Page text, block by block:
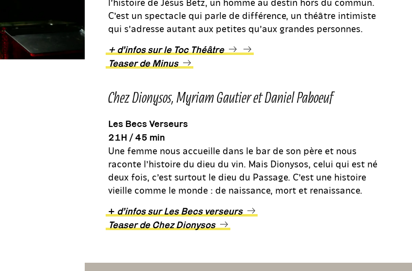
C’est un spectacle qui parle de différence, un théâtre intimiste
qui s’adresse autant aux petites qu’aux grandes personnes.
+ d’infos sur le Toc Théâtre
Teaser de Minus
Chez Dionysos, Myriam Gautier et Daniel Paboeuf
Les Becs Verseurs
21H / 45 min
Une femme nous accueille dans le bar de son père et nous
raconte l’histoire du dieu du vin. Mais Dionysos, celui qui est né
deux fois, c’est surtout le dieu du Passage. C’est une histoire
vieille comme le monde : de naissance, mort et renaissance.
+ d’infos sur Les Becs verseurs
Teaser de Chez Dionysos